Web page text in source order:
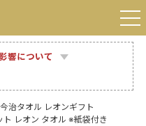
響について
今治タオル レオンギフト
レオン タオル ※紙袋付き